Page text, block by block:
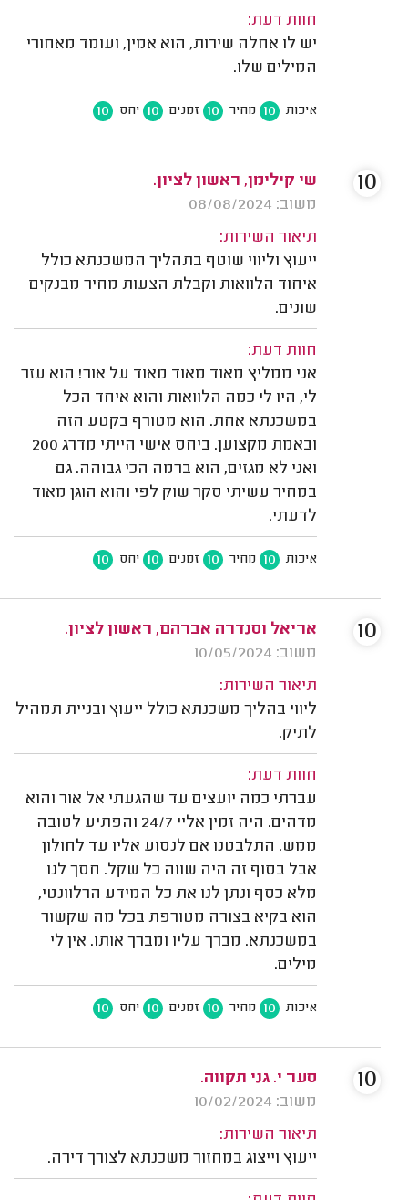
חוות דעת:
יש לו אחלה שירות, הוא אמין, ועומד מאחורי
המילים שלו.
איכות 10 מחיר 10 זמנים 10 יחס 10
שי קילימן, ראשון לציון.
משוב: 08/08/2024
תיאור השירות:
ייעוץ וליווי שוטף בתהליך המשכנתא כולל
איחוד הלוואות וקבלת הצעות מחיר מבנקים
שונים.
חוות דעת:
אני ממליץ מאוד מאוד מאוד על אור! הוא עזר
לי, היו לי כמה הלוואות והוא איחד הכל
במשכנתא אחת. הוא מטורף בקטע הזה
ובאמת מקצוען. ביחס אישי הייתי מדרג 200
ואני לא מגזים, הוא ברמה הכי גבוהה. גם
במחיר עשיתי סקר שוק לפי והוא הוגן מאוד
לדעתי.
איכות 10 מחיר 10 זמנים 10 יחס 10
10
אריאל וסנדרה אברהם, ראשון לציון.
משוב: 10/05/2024
תיאור השירות:
ליווי בהליך משכנתא כולל ייעוץ ובניית תמהיל
לתיק.
חוות דעת:
עברתי כמה יועצים עד שהגעתי אל אור והוא
מדהים. היה זמין אליי 24/7 והפתיע לטובה
ממש. התלבטנו אם לנסוע אליו עד לחולון
אבל בסוף זה היה שווה כל שקל. חסך לנו
מלא כסף ונתן לנו את כל המידע הרלוונטי,
הוא בקיא בצורה מטורפת בכל מה שקשור
במשכנתא. מברך עליו ומברך אותו. אין לי
מילים.
איכות 10 מחיר 10 זמנים 10 יחס 10
10
סער י. גני תקווה.
משוב: 10/02/2024
תיאור השירות:
ייעוץ וייצוג במחזור משכנתא לצורך דירה.
10